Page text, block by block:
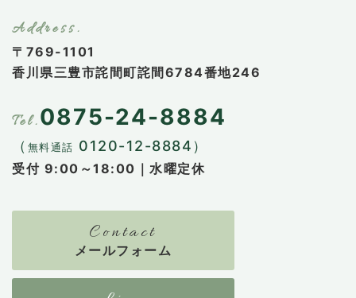
〒769-1101
香川県三豊市詫間町詫間6784番地246
0875-24-8884
（ 無料通話 0120-12-8884）
受付 9:00～18:00｜水曜定休
メールフォーム